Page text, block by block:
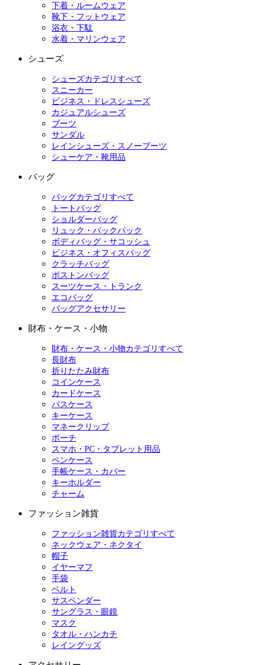
下着・ルームウェア
靴下・フットウェア
浴衣・下駄
水着・マリンウェア
シューズ
シューズカテゴリすべて
スニーカー
ビジネス・ドレスシューズ
カジュアルシューズ
ブーツ
サンダル
レインシューズ・スノーブーツ
シューケア・靴用品
バッグ
バッグカテゴリすべて
トートバッグ
ショルダーバッグ
リュック・バックパック
ボディバッグ・サコッシュ
ビジネス・オフィスバッグ
クラッチバッグ
ボストンバッグ
スーツケース・トランク
エコバッグ
バッグアクセサリー
財布・ケース・小物
財布・ケース・小物カテゴリすべて
長財布
折りたたみ財布
コインケース
カードケース
パスケース
キーケース
マネークリップ
ポーチ
スマホ・PC・タブレット用品
ペンケース
手帳ケース・カバー
キーホルダー
チャーム
ファッション雑貨
ファッション雑貨カテゴリすべて
ネックウェア・ネクタイ
帽子
イヤーマフ
手袋
ベルト
サスペンダー
サングラス・眼鏡
マスク
タオル・ハンカチ
レイングッズ